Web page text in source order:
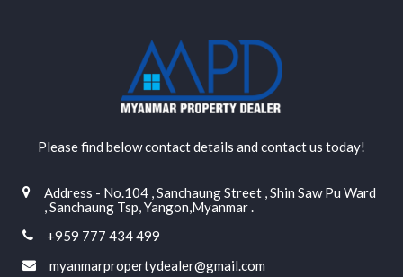
Please find below contact details and contact us today!
Address - No.104 , Sanchaung Street , Shin Saw Pu Ward
, Sanchaung Tsp, Yangon,Myanmar .
+959 777 434 499
myanmarpropertydealer@gmail.com